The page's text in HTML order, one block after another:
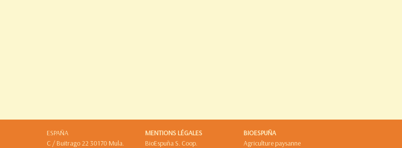
ESPAÑA
C / Buitrago 22 30170 Mula.
MENTIONS LÉGALES
BioEspuña S. Coop.
BIOESPUÑA
Agriculture paysanne